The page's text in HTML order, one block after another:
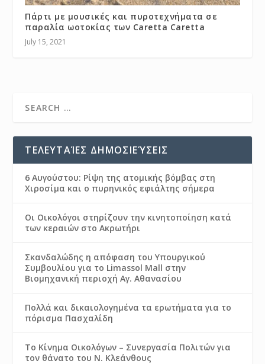
Πάρτι με μουσικές και πυροτεχνήματα σε
παραλία ωοτοκίας των Caretta Caretta
July 15, 2021
ΤΕΛΕΥΤΑΊΕΣ ΔΗΜΟΣΙΕΎΣΕΙΣ
6 Αυγούστου: Ρίψη της ατομικής βόμβας στη
Χιροσίμα και ο πυρηνικός εφιάλτης σήμερα
Οι Οικολόγοι στηρίζουν την κινητοποίηση κατά
των κεραιών στο Ακρωτήρι
Σκανδαλώδης η απόφαση του Υπουργικού
Συμβουλίου για το Limassol Mall στην
Βιομηχανική περιοχή Αγ. Αθανασίου
Πολλά και δικαιολογημένα τα ερωτήματα για το
πόρισμα Πασχαλίδη
Το Κίνημα Οικολόγων – Συνεργασία Πολιτών για
τον θάνατο του Ν. Κλεάνθους